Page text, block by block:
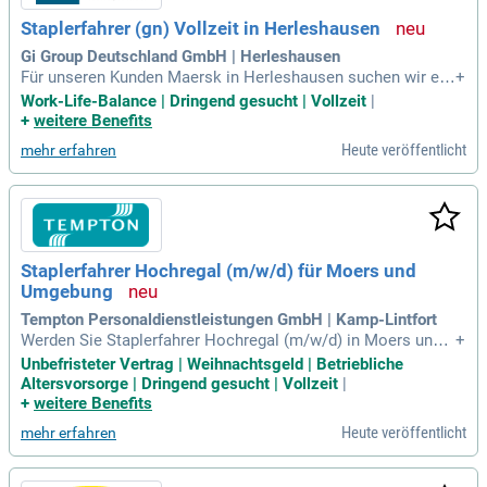
ie zuverlässig sind und gute Deutschkenntnisse mitbringen,
freuen wir uns auf Ihre Bewerbung!
Staplerfahrer (gn) Vollzeit in Herleshausen
Gi Group Deutschland GmbH | Herleshausen
Für unseren Kunden Maersk in Herleshausen suchen wir ein
en erfahrenen Staplerfahrer im Rahmen der Arbeitnehmerüb
erlassung. Zu den Aufgaben gehören die Ein- und Auslageru
Wareneingänge. Ein gültiger Flurförderzeugschein und Erfah
rung im Umgang mit Schubmaststaplern sind zwingend erfo
rderlich. Wir bieten ein attraktives Gehalt von 15,69 € brutto
pro Stunde und eine moderne Arbeitsumgebung mit neueste
r Technik. Profitieren Sie von festen Schichtzeiten, die eine
ausgewogene Work-Life-Balance ermöglichen. Bewerben Si
e sich jetzt und nutzen Sie die Möglichkeiten eines globalen
Logistik-Riesen!
+
Work-Life-Balance | Dringend gesucht | Vollzeit |
+ weitere Benefits
mehr erfahren Heute veröffentlicht
Staplerfahrer Hochregal (m/w/d) für Moers und
Umgebung
Tempton Personaldienstleistungen GmbH | Kamp-Lintfort
Werden Sie Staplerfahrer Hochregal (m/w/d) in Moers und
Umgebung! Wir bieten Ihnen eine unbefristete Anstellung mi
t attraktiven Konditionen und flexiblen Einsatzmöglichkeite
n. Profitieren Sie von einer Bezahlung gemäß GVP-Tarifvertr
u 30 Tage Urlaub sowie umfassende Sozialleistungen, inklu
sive Urlaubs- und Weihnachtsgeld. Bei uns erhalten Sie pers
önliche Betreuung durch einen festen Ansprechpartner und
+
Unbefristeter Vertrag | Weihnachtsgeld | Betriebliche
Altersvorsorge | Dringend gesucht | Vollzeit
+ weitere Benefits
mehr erfahren Heute veröffentlicht